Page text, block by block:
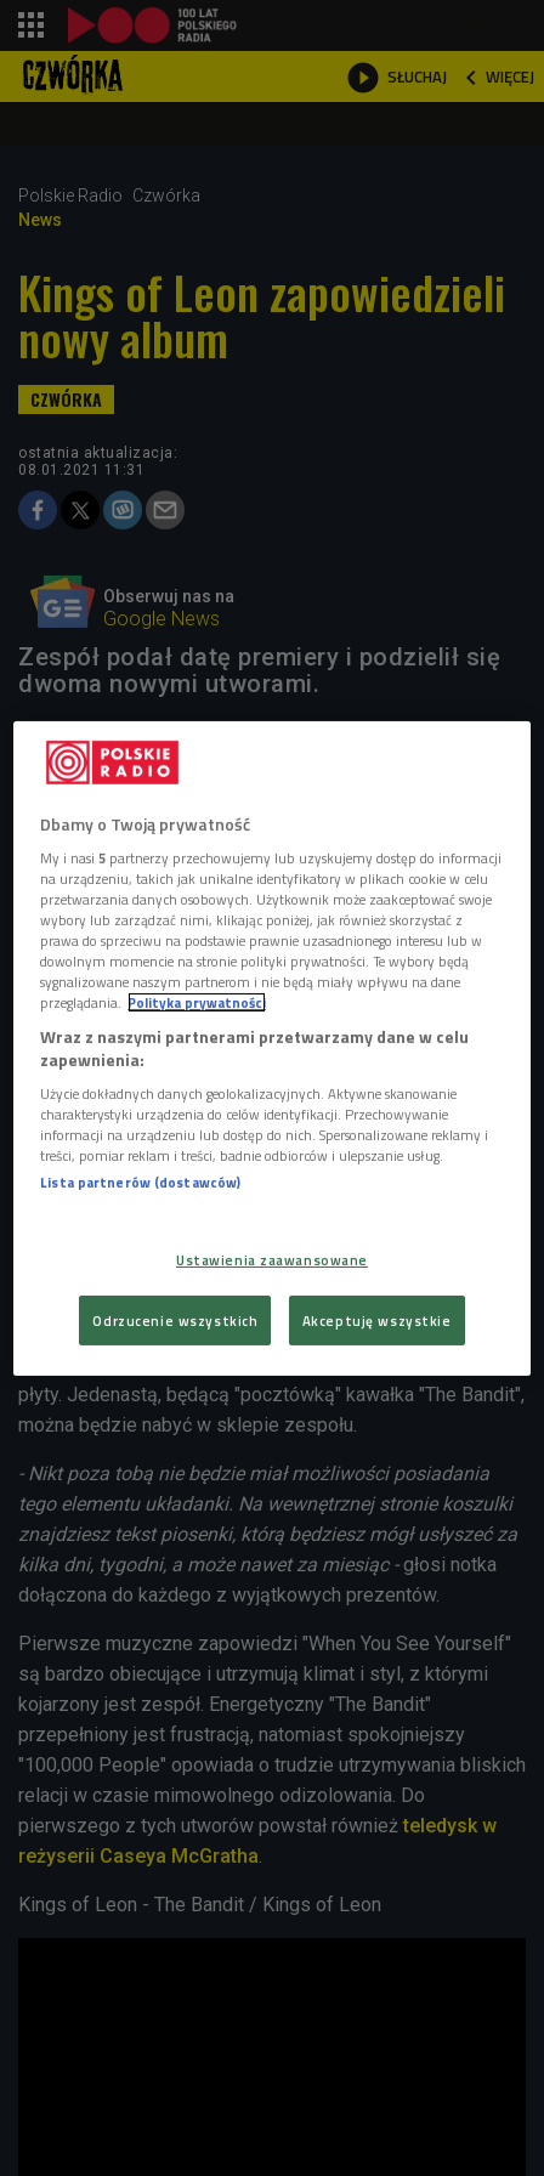
 SŁUCHAJ  WIĘCEJ

Polskie Radio
Czwórka
News
Kings of Leon zapowiedzieli
nowy album
ostatnia aktualizacja:
08.01.2021 11:31
Obserwuj nas na
Google News
Zespół podał datę premiery i podzielił się
dwoma nowymi utworami.
Caleb Followill, wokalista zespołu Kings of Leon
Foto: Martin Harris/Capital
pictures/Forum
Koniec oczekiwania - nadchodzi nowy albumKings of
Leon! Płyta zatytułowana"When You See Yourself"ukaże
się już za dwa miesiące,5 marca. Czekając na kolejny
krążek kapeli z Nashville możemy już zasłuchiwać się w
Wraz z publikacją utworów Kings of Leon rozesłali wśród
swoich największych fanów dziesięćunikalnych koszulek
płyty. Jedenastą, będącą "pocztówką" kawałka "The Bandit",
można będzie nabyć w sklepie zespołu.
- Nikt poza tobą nie będzie miał możliwości posiadania
tego elementu układanki. Na wewnętrznej stronie koszulki
znajdziesz tekst piosenki, którą będziesz mógł usłyszeć za
kilka dni, tygodni, a może nawet za miesiąc -głosi notka
dołączona do każdego z wyjątkowych prezentów.
Pierwsze muzyczne zapowiedzi "When You See Yourself"
są bardzo obiecujące i utrzymują klimat i styl, z którymi
kojarzony jest zespół. Energetyczny "The Bandit"
przepełniony jest frustracją, natomiast spokojniejszy
"100,000 People" opowiada o trudzie utrzymywania bliskich
relacji w czasie mimowolnego odizolowania. Do
pierwszego z tych utworów powstał równieżteledysk w
reżyserii Caseya McGratha.
Kings of Leon - The Bandit / Kings of Leon
Dbamy o Twoją prywatność
My i nasi5 partnerzy przechowujemy lub uzyskujemy dostęp do informacji
na urządzeniu, takich jak unikalne identyfikatory w plikach cookie w celu
przetwarzania danych osobowych. Użytkownik może zaakceptować swoje
wybory lub zarządzać nimi, klikając poniżej, jak również skorzystać z
prawa do sprzeciwu na podstawie prawnie uzasadnionego interesu lub w
dowolnym momencie na stronie polityki prywatności. Te wybory będą
sygnalizowane naszym partnerom i nie będą miały wpływu na dane
przeglądania. Polityka prywatności
Wraz z naszymi partnerami przetwarzamy dane w celu
zapewnienia:
Użycie dokładnych danych geolokalizacyjnych. Aktywne skanowanie
charakterystyki urządzenia do celów identyfikacji. Przechowywanie
informacji na urządzeniu lub dostęp do nich. Spersonalizowane reklamy i
treści, pomiar reklam i treści, badnie odbiorców i ulepszanie usług.
Lista partnerów (dostawców)
Ustawienia zaawansowane
Odrzucenie wszystkich Akceptuję wszystkie